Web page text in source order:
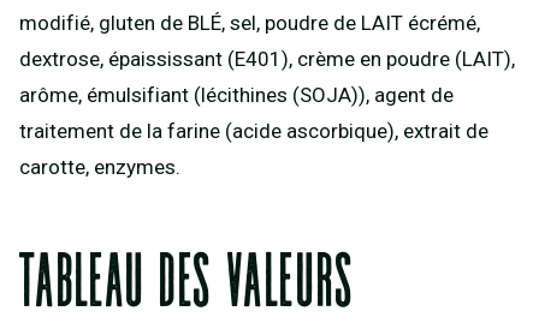
modifié, gluten de BLÉ, sel, poudre de LAIT écrémé,
dextrose, épaississant (E401), crème en poudre (LAIT),
arôme, émulsifiant (lécithines (SOJA)), agent de
traitement de la farine (acide ascorbique), extrait de
carotte, enzymes.
Tableau des valeurs